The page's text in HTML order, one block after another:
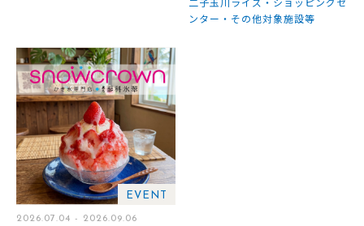
ンター・その他対象施設等
EVENT
2026.07.04 - 2026.09.06